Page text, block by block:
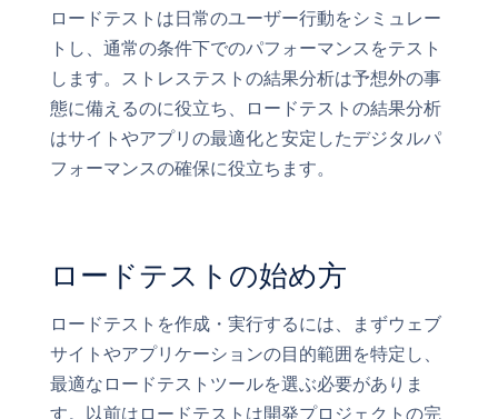
ロードテストは日常のユーザー行動をシミュレー
トし、通常の条件下でのパフォーマンスをテスト
します。ストレステストの結果分析は予想外の事
態に備えるのに役立ち、ロードテストの結果分析
はサイトやアプリの最適化と安定したデジタルパ
フォーマンスの確保に役立ちます。
ロードテストの始め方
ロードテストを作成・実行するには、まずウェブ
サイトやアプリケーションの目的範囲を特定し、
最適なロードテストツールを選ぶ必要がありま
す。以前はロードテストは開発プロジェクトの完